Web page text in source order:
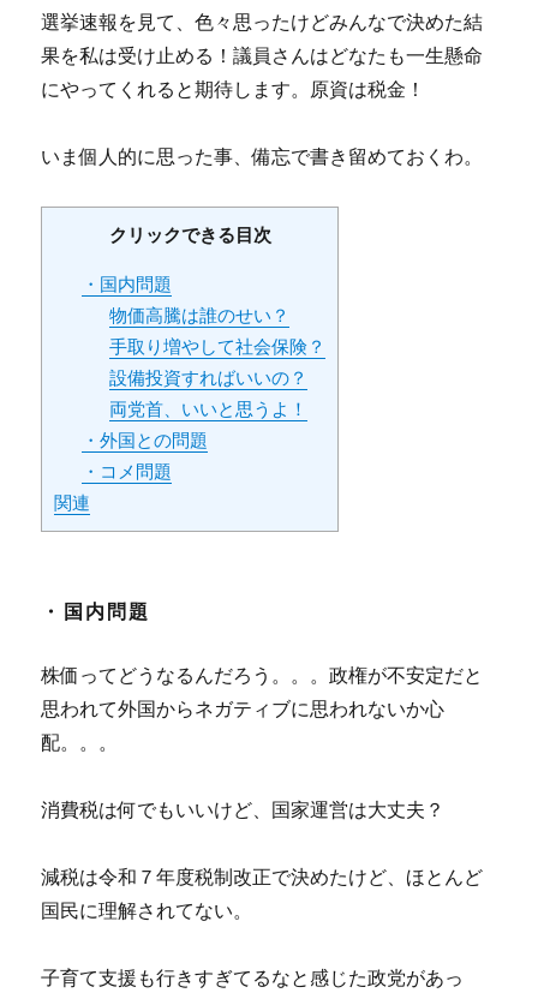
選挙速報を見て、色々思ったけどみんなで決めた結
果を私は受け止める！議員さんはどなたも一生懸命
にやってくれると期待します。原資は税金！
いま個人的に思った事、備忘で書き留めておくわ。
クリックできる目次
・国内問題
物価高騰は誰のせい？
手取り増やして社会保険？
設備投資すればいいの？
両党首、いいと思うよ！
・外国との問題
・コメ問題
関連
・国内問題
株価ってどうなるんだろう。。。政権が不安定だと
思われて外国からネガティブに思われないか心
配。。。
消費税は何でもいいけど、国家運営は大丈夫？
減税は令和７年度税制改正で決めたけど、ほとんど
国民に理解されてない。
子育て支援も行きすぎてるなと感じた政党があっ